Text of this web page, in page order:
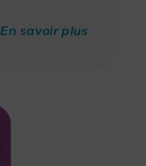
En savoir plus